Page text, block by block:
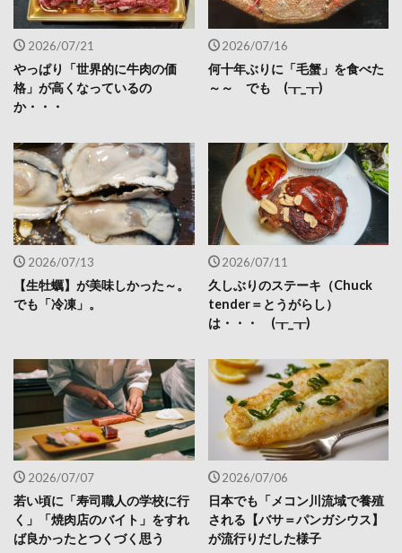
2026/07/21
やっぱり「世界的に牛肉の価
格」が高くなっているの
か・・・
2026/07/16
何十年ぶりに「毛蟹」を食べた
～～ でも (┰_┰)
2026/07/13
【生牡蠣】が美味しかった～。
でも「冷凍」。
2026/07/11
久しぶりのステーキ（Chuck
tender＝とうがらし）
は・・・ (┰_┰)
2026/07/07
若い頃に「寿司職人の学校に行
く」「焼肉店のバイト」をすれ
ば良かったとつくづく思う
2026/07/06
日本でも「メコン川流域で養殖
される【バサ＝パンガシウス】
が流行りだした様子